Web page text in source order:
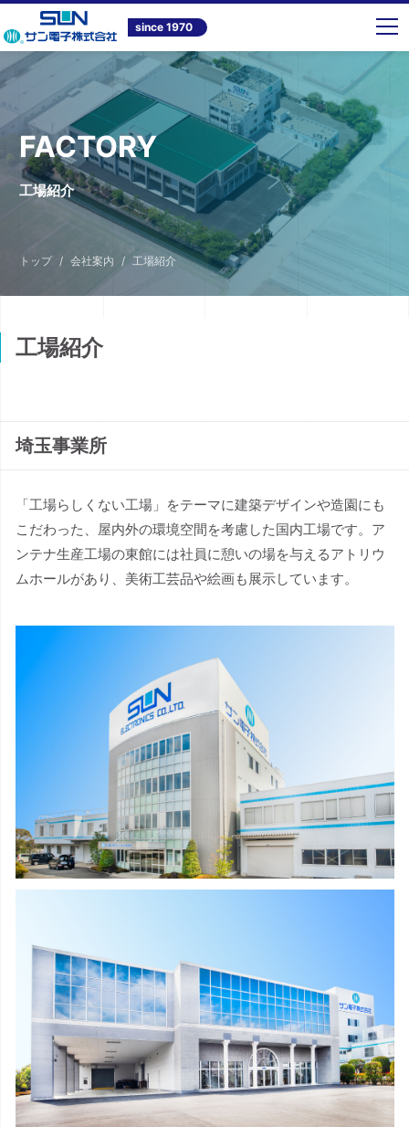
since 1970
FACTORY
工場紹介
トップ 会社案内 工場紹介
工場紹介
埼玉事業所
「工場らしくない工場」をテーマに建築デザインや造園にも
こだわった、屋内外の環境空間を考慮した国内工場です。ア
ンテナ生産工場の東館には社員に憩いの場を与えるアトリウ
ムホールがあり、美術工芸品や絵画も展示しています。